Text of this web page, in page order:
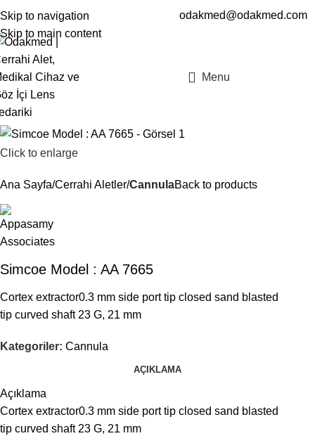
Skip to navigation
Skip to main content
ENTR odakmed@odakmed.com
Menu
Click to enlarge
Ana Sayfa Cerrahi Aletler CannulaBack to products
Simcoe Model : AA 7665
Cortex extractor0.3 mm side port tip closed sand blasted
tip curved shaft 23 G, 21 mm
Kategoriler: Cannula
AÇIKLAMA
Açıklama
Cortex extractor0.3 mm side port tip closed sand blasted
tip curved shaft 23 G, 21 mm